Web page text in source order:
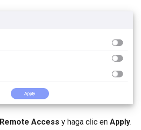
Access y haga clic en Apply.